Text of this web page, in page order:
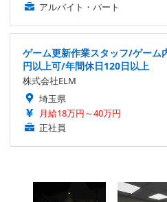
アルバイト・パート
ゲーム更新作業スタッフ/ゲーム
円以上可/年間休日120日以上
株式会社ELM
埼玉県
月給18万円～40万円
正社員